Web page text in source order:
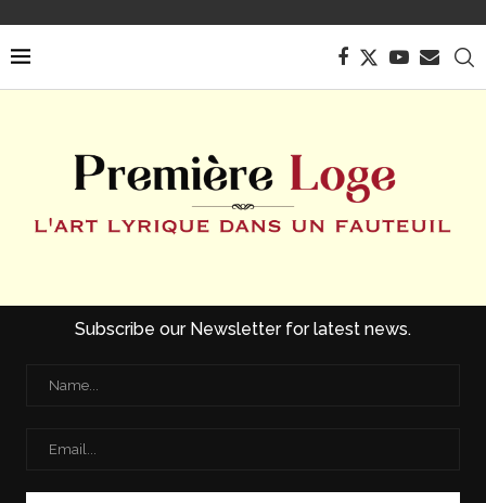
Subscribe our Newsletter for latest news.